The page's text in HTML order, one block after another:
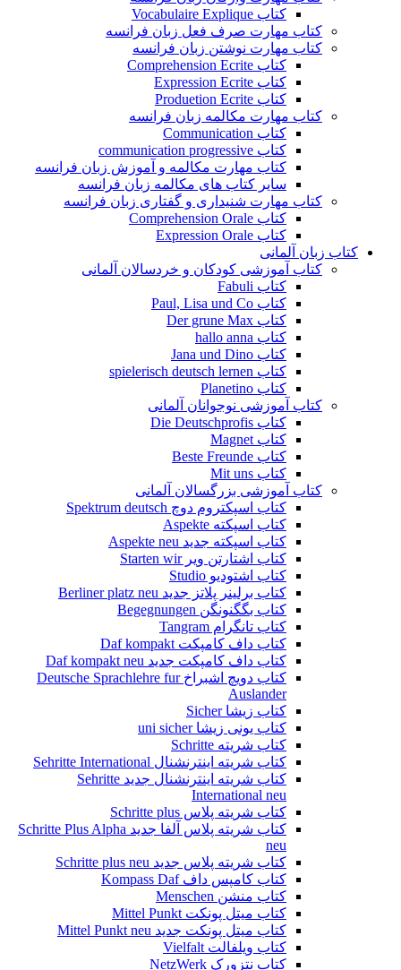
کتاب Vocabulaire Explique
کتاب مهارت صرف فعل زبان فرانسه
کتاب مهارت نوشتن زبان فرانسه
کتاب Comprehension Ecrite
کتاب Expression Ecrite
کتاب Produetion Ecrite
کتاب مهارت مکالمه زبان فرانسه
کتاب Communication
کتاب communication progressive
کتاب مهارت مکالمه و آموزش زبان فرانسه
سایر کتاب های مکالمه زبان فرانسه
کتاب مهارت شنیداری و گفتاری زبان فرانسه
کتاب Comprehension Orale
کتاب Expression Orale
کتاب زبان آلمانی
کتاب آموزشی کودکان و خردسالان آلمانی
کتاب Fabuli
کتاب Paul, Lisa und Co
کتاب Der grune Max
کتاب hallo anna
کتاب Jana und Dino
کتاب spielerisch deutsch lernen
کتاب Planetino
کتاب آموزشی نوجوانان آلمانی
کتاب Die Deutschprofis
کتاب Magnet
کتاب Beste Freunde
کتاب Mit uns
کتاب آموزشی بزرگسالان آلمانی
کتاب اسپکتروم دوچ Spektrum deutsch
کتاب اسپکته Aspekte
کتاب اسپکته جدید Aspekte neu
کتاب اشتارتن ویر Starten wir
کتاب اشتودیو Studio
کتاب برلینر پلاتز جدید Berliner platz neu
کتاب بگگنونگن Begegnungen
کتاب تانگرام Tangram
کتاب داف کامپکت Daf kompakt
کتاب داف کامپکت جدید Daf kompakt neu
کتاب دویچ اشبراخ Deutsche Sprachlehre fur
Auslander
کتاب زیشا Sicher
کتاب یونی زیشا uni sicher
کتاب شریته Schritte
کتاب شریته اینترنشنال Sehritte International
کتاب شریته اینترنشنال جدید Sehritte
International neu
کتاب شریته پلاس Schritte plus
کتاب شریته پلاس آلفا جدید Schritte Plus Alpha
neu
کتاب شریته پلاس جدید Schritte plus neu
کتاب کامپس داف Kompass Daf
کتاب منشن Menschen
کتاب میتل پونکت Mittel Punkt
کتاب میتل پونکت جدید Mittel Punkt neu
کتاب ویلفالت Vielfalt
کتاب نتزورک NetzWerk